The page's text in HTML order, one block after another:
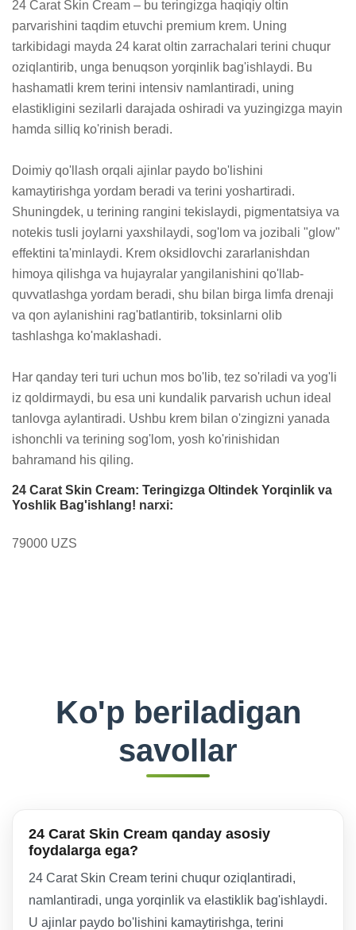
24 Carat Skin Cream – bu teringizga haqiqiy oltin
parvarishini taqdim etuvchi premium krem. Uning
tarkibidagi mayda 24 karat oltin zarrachalari terini chuqur
oziqlantirib, unga benuqson yorqinlik bag'ishlaydi. Bu
hashamatli krem terini intensiv namlantiradi, uning
elastikligini sezilarli darajada oshiradi va yuzingizga mayin
hamda silliq ko'rinish beradi.
Doimiy qo'llash orqali ajinlar paydo bo'lishini
kamaytirishga yordam beradi va terini yoshartiradi.
Shuningdek, u terining rangini tekislaydi, pigmentatsiya va
notekis tusli joylarni yaxshilaydi, sog'lom va jozibali "glow"
effektini ta'minlaydi. Krem oksidlovchi zararlanishdan
himoya qilishga va hujayralar yangilanishini qo'llab-
quvvatlashga yordam beradi, shu bilan birga limfa drenaji
va qon aylanishini rag'batlantirib, toksinlarni olib
tashlashga ko'maklashadi.
Har qanday teri turi uchun mos bo'lib, tez so'riladi va yog'li
iz qoldirmaydi, bu esa uni kundalik parvarish uchun ideal
tanlovga aylantiradi. Ushbu krem bilan o'zingizni yanada
ishonchli va terining sog'lom, yosh ko'rinishidan
bahramand his qiling.
24 Carat Skin Cream: Teringizga Oltindek Yorqinlik va
Yoshlik Bag'ishlang! narxi:
79000 UZS
Ko'p beriladigan
savollar
24 Carat Skin Cream qanday asosiy
foydalarga ega?
24 Carat Skin Cream terini chuqur oziqlantiradi,
namlantiradi, unga yorqinlik va elastiklik bag'ishlaydi.
U ajinlar paydo bo'lishini kamaytirishga, terini